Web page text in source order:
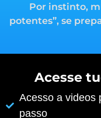
Por instinto,
potentes”, se
Acesse
Acesso a videos
passo